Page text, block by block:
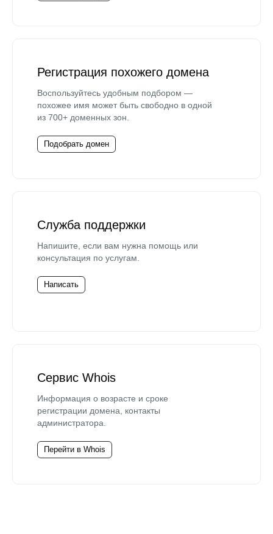
Регистрация похожего домена
Воспользуйтесь удобным подбором —
похожее имя может быть свободно в одной
из 700+ доменных зон.
Подобрать домен
Служба поддержки
Напишите, если вам нужна помощь или
консультация по услугам.
Написать
Сервис Whois
Информация о возрасте и сроке
регистрации домена, контакты
администратора.
Перейти в Whois